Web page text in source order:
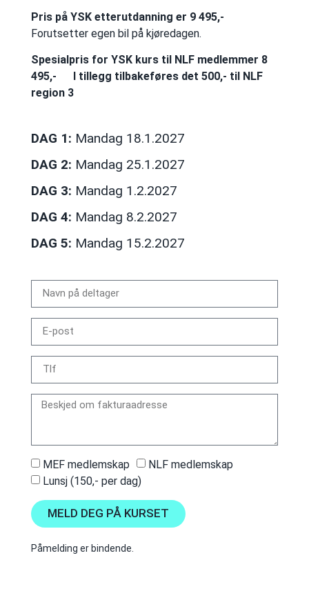
Pris på YSK etterutdanning er 9 495,-
Forutsetter egen bil på kjøredagen.
Spesialpris for YSK kurs til NLF medlemmer 8
495,-
I tillegg tilbakeføres det 500,- til NLF
region 3
DAG 1: Mandag 18.1.2027
DAG 2: Mandag 25.1.2027
DAG 3: Mandag 1.2.2027
DAG 4: Mandag 8.2.2027
DAG 5: Mandag 15.2.2027
MEF medlemskap
NLF medlemskap
Lunsj (150,- per dag)
MELD DEG PÅ KURSET
Påmelding er bindende.